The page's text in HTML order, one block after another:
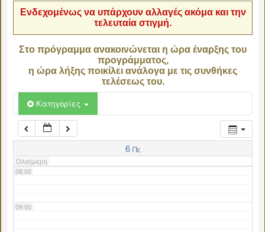
Ενδεχομένως να υπάρχουν αλλαγές ακόμα και την
τελευταία στιγμή.
Στο πρόγραμμα ανακοινώνεται η ώρα έναρξης του
προγράμματος,
η ώρα λήξης ποικίλει ανάλογα με τις συνθήκες
τελέσεως του.
Κατηγορίες
6 Πε
Ολοήμερη
06:00
07:00
08:00
09:00